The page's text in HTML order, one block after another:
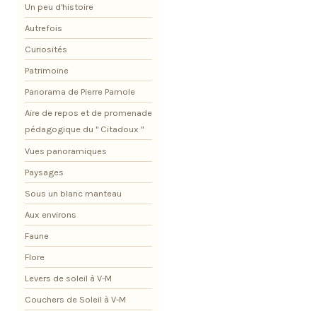
Un peu d'histoire
Autrefois
Curiosités
Patrimoine
Panorama de Pierre Pamole
Aire de repos et de promenade
pédagogique du " Citadoux "
Vues panoramiques
Paysages
Sous un blanc manteau
Aux environs
Faune
Flore
Levers de soleil à V-M
Couchers de Soleil à V-M